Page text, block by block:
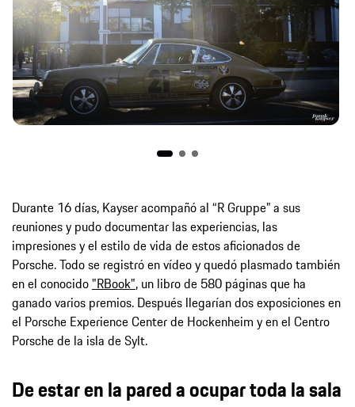
Durante 16 días, Kayser acompañó al “R Gruppe” a sus
reuniones y pudo documentar las experiencias, las
impresiones y el estilo de vida de estos aficionados de
Porsche. Todo se registró en vídeo y quedó plasmado también
en el conocido"RBook", un libro de 580 páginas que ha
ganado varios premios. Después llegarían dos exposiciones en
el Porsche Experience Center de Hockenheim y en el Centro
Porsche de la isla de Sylt.
De estar en la pared a ocupar toda la sala